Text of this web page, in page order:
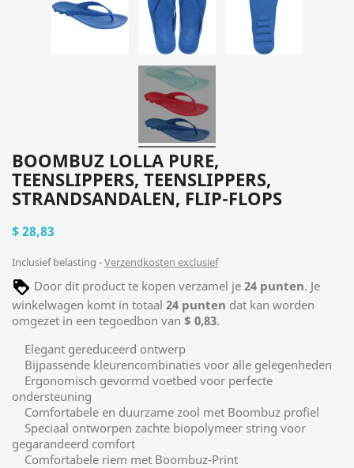
BOOMBUZ LOLLA PURE,
TEENSLIPPERS, TEENSLIPPERS,
STRANDSANDALEN, FLIP-FLOPS
$ 28,83
Inclusief belasting Verzendkosten exclusief
Door dit product te kopen verzamel je 24 punten. Je
winkelwagen komt in totaal 24 punten dat kan worden
omgezet in een tegoedbon van $ 0,83.
Elegant gereduceerd ontwerp
Bijpassende kleurencombinaties voor alle gelegenheden
Ergonomisch gevormd voetbed voor perfecte
ondersteuning
Comfortabele en duurzame zool met Boombuz profiel
Speciaal ontworpen zachte biopolymeer string voor
gegarandeerd comfort
Comfortabele riem met Boombuz-Print